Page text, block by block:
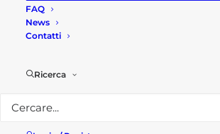
FAQ
News
Contatti
Ricerca
pratico, in quanto la serra perde
leggerezza. Mentre acciaio e
Per quanto riguarda le